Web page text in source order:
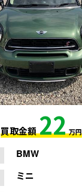
買取金額22 万円
BMW
ミニ